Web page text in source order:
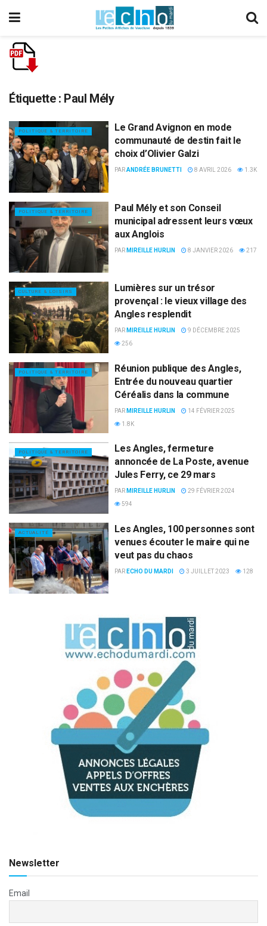
Étiquette : Paul Mély
POLITIQUE & TERRITOIRE
Le Grand Avignon en mode
communauté de destin fait le
choix d’Olivier Galzi
PARANDRÉE BRUNETTI 8 AVRIL 2026 1.3K
POLITIQUE & TERRITOIRE
Paul Mély et son Conseil
municipal adressent leurs vœux
aux Anglois
PAR MIREILLE HURLIN 8 JANVIER 2026 217
CULTURE & LOISIRS
Lumières sur un trésor
provençal : le vieux village des
Angles resplendit
PAR MIREILLE HURLIN
9 DÉCEMBRE 2025
256
POLITIQUE & TERRITOIRE
Réunion publique des Angles,
Entrée du nouveau quartier
Céréalis dans la commune
PAR MIREILLE HURLIN
14 FÉVRIER 2025
1.8K
POLITIQUE & TERRITOIRE
Les Angles, fermeture
annoncée de La Poste, avenue
Jules Ferry, ce 29 mars
PAR MIREILLE HURLIN
29 FÉVRIER 2024
594
ACTUALITÉ
Les Angles, 100 personnes sont
venues écouter le maire qui ne
veut pas du chaos
PAR ECHO DU MARDI 3 JUILLET 2023 128
Newsletter
Email